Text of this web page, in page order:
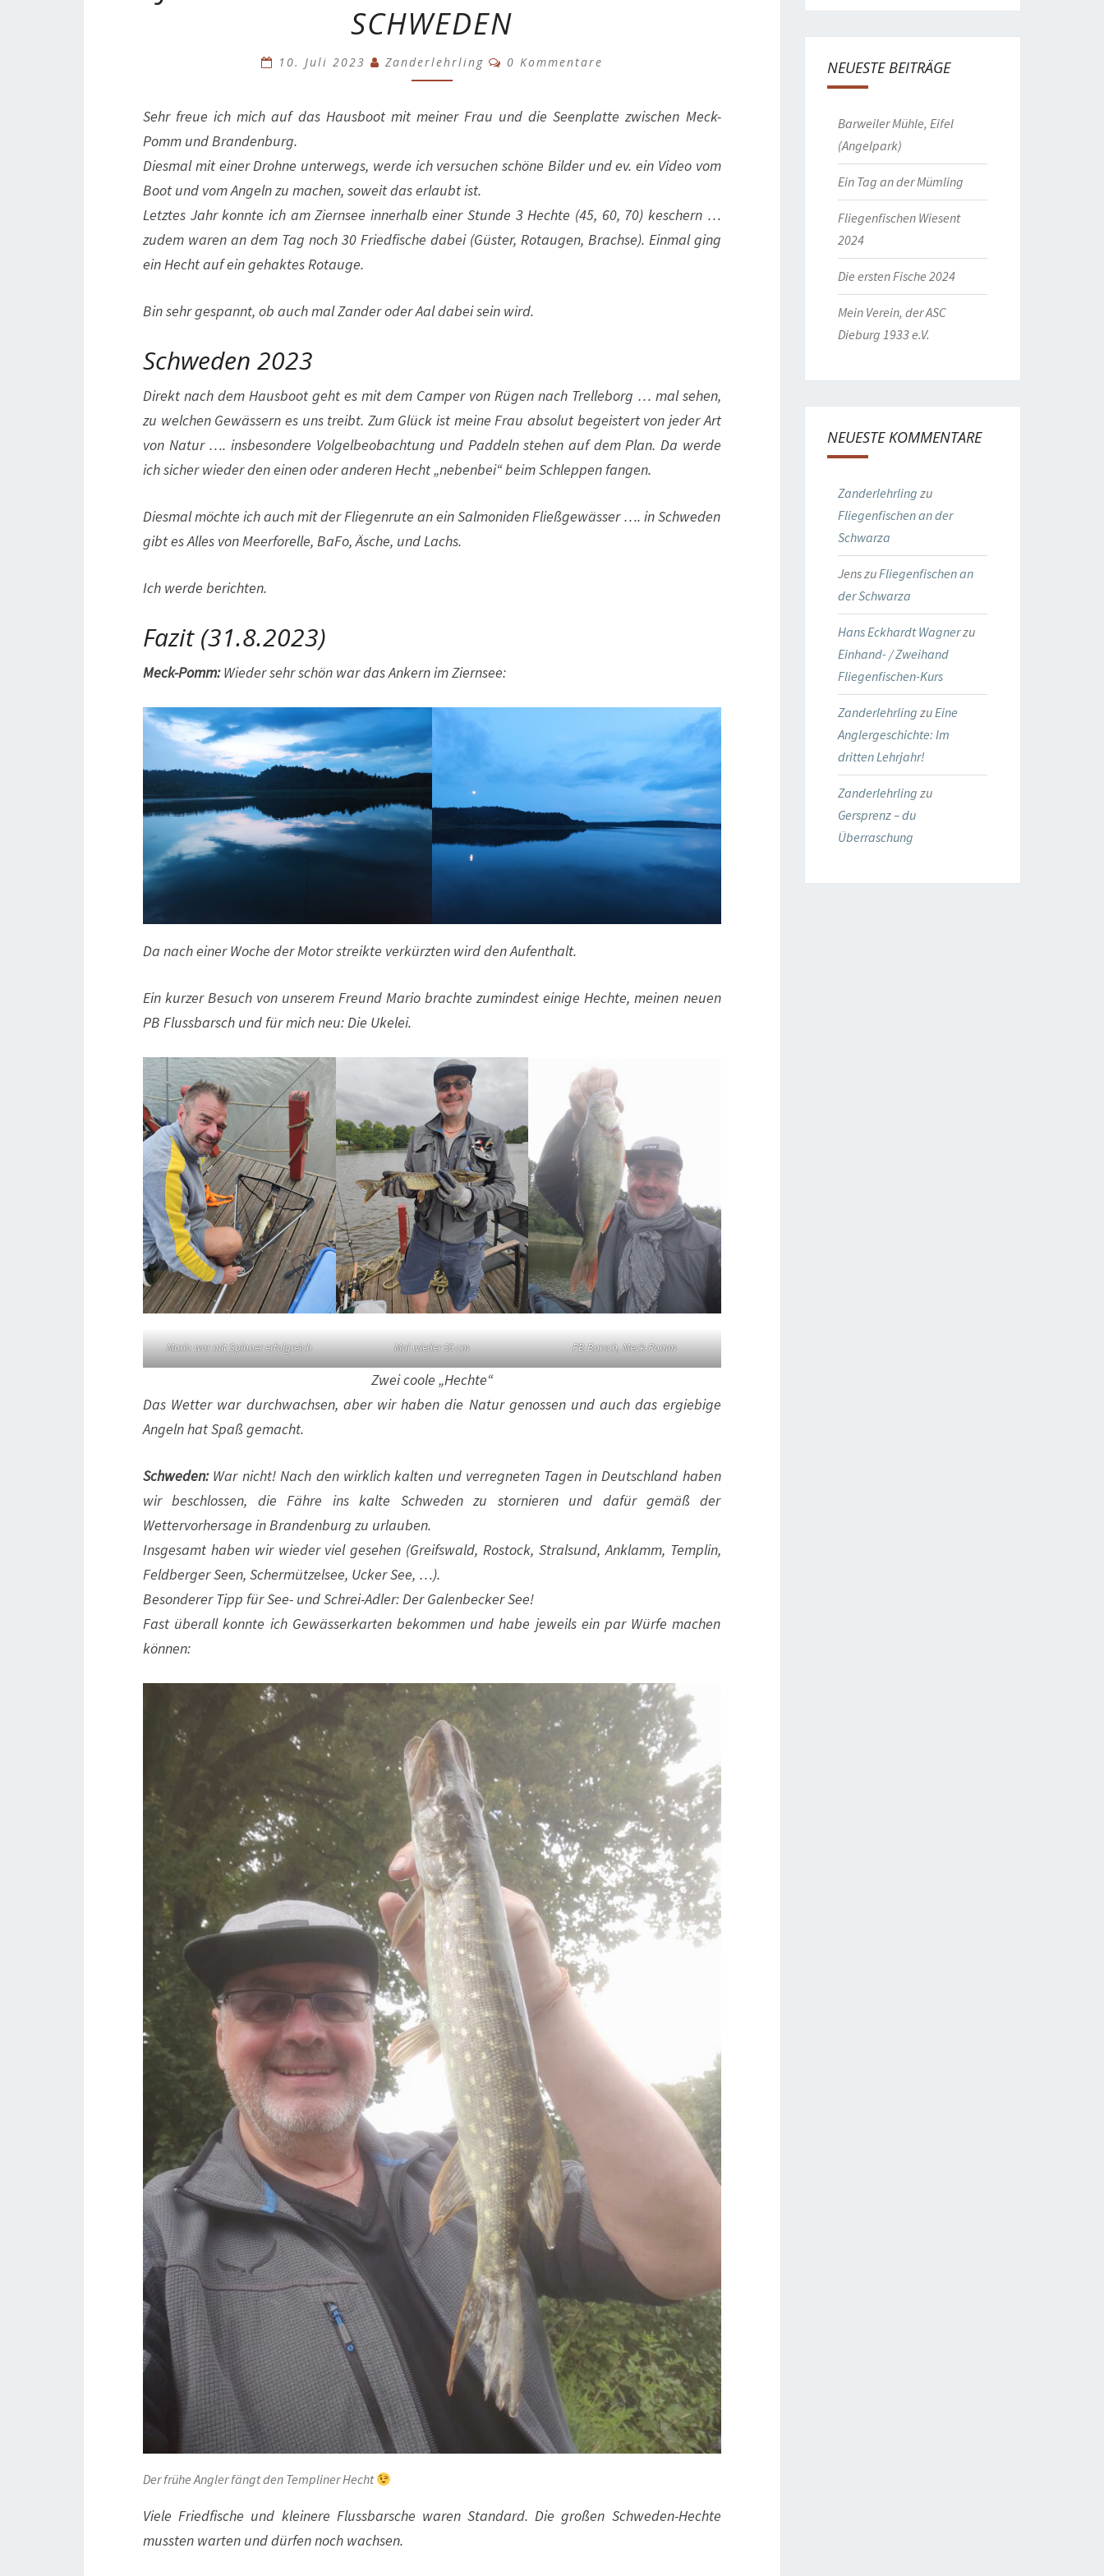
2023
–
SEENPLATTE
SCHWEDEN
SCHWEDEN
10. Juli 2023 Zanderlehrling Kommentare
0 Kommentare
Sehr freue ich mich auf das Hausboot mit meiner Frau und die Seenplatte zwischen Meck-
Pomm und Brandenburg.
Diesmal mit einer Drohne unterwegs, werde ich versuchen schöne Bilder und ev. ein Video vom
Boot und vom Angeln zu machen, soweit das erlaubt ist.
Letztes Jahr konnte ich am Ziernsee innerhalb einer Stunde 3 Hechte (45, 60, 70) keschern …
zudem waren an dem Tag noch 30 Friedfische dabei (Güster, Rotaugen, Brachse). Einmal ging
ein Hecht auf ein gehaktes Rotauge.
Bin sehr gespannt, ob auch mal Zander oder Aal dabei sein wird.
Schweden 2023
Direkt nach dem Hausboot geht es mit dem Camper von Rügen nach Trelleborg … mal sehen,
zu welchen Gewässern es uns treibt. Zum Glück ist meine Frau absolut begeistert von jeder Art
von Natur …. insbesondere Volgelbeobachtung und Paddeln stehen auf dem Plan. Da werde
ich sicher wieder den einen oder anderen Hecht „nebenbei“ beim Schleppen fangen.
Diesmal möchte ich auch mit der Fliegenrute an ein Salmoniden Fließgewässer …. in Schweden
gibt es Alles von Meerforelle, BaFo, Äsche, und Lachs.
Ich werde berichten.
Fazit (31.8.2023)
Meck-Pomm:Wieder sehr schön war das Ankern im Ziernsee:
Da nach einer Woche der Motor streikte verkürzten wird den Aufenthalt.
Ein kurzer Besuch von unserem Freund Mario brachte zumindest einige Hechte, meinen neuen
PB Flussbarsch und für mich neu: Die Ukelei.
Mario war mit Spinner erfolgreich Mal wieder 50 cm PB Barsch, Meck-Pomm
Zwei coole „Hechte“
Das Wetter war durchwachsen, aber wir haben die Natur genossen und auch das ergiebige
Angeln hat Spaß gemacht.
Schweden: War nicht! Nach den wirklich kalten und verregneten Tagen in Deutschland haben
wir beschlossen, die Fähre ins kalte Schweden zu stornieren und dafür gemäß der
Wettervorhersage in Brandenburg zu urlauben.
Insgesamt haben wir wieder viel gesehen (Greifswald, Rostock, Stralsund, Anklamm, Templin,
Feldberger Seen, Schermützelsee, Ucker See, …).
Besonderer Tipp für See- und Schrei-Adler: Der Galenbecker See!
Fast überall konnte ich Gewässerkarten bekommen und habe jeweils ein par Würfe machen
können:
Der frühe Angler fängt den Templiner Hecht
Viele Friedfische und kleinere Flussbarsche waren Standard. Die großen Schweden-Hechte
mussten warten und dürfen noch wachsen.
NEUESTE BEITRÄGE
Barweiler Mühle, Eifel
(Angelpark)
Ein Tag an der Mümling
Fliegenfischen Wiesent
2024
Die ersten Fische 2024
Mein Verein, der ASC
Dieburg 1933 e.V.
NEUESTE KOMMENTARE
Zanderlehrling zu
Fliegenfischen an der
Schwarza
JenszuFliegenfischen an
der Schwarza
Hans Eckhardt Wagnerzu
Einhand- / Zweihand
Fliegenfischen-Kurs
Zanderlehrling zuEine
Anglergeschichte: Im
dritten Lehrjahr!
Zanderlehrling zu
Gersprenz – du
Überraschung